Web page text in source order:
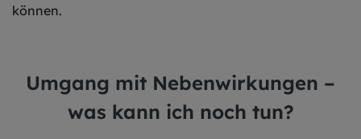
können.
Umgang mit Nebenwirkungen –
was kann ich noch tun?